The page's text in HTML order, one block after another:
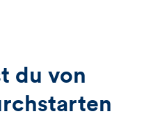
du von